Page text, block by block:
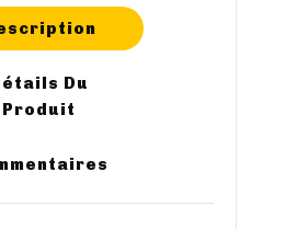
Du
Produit